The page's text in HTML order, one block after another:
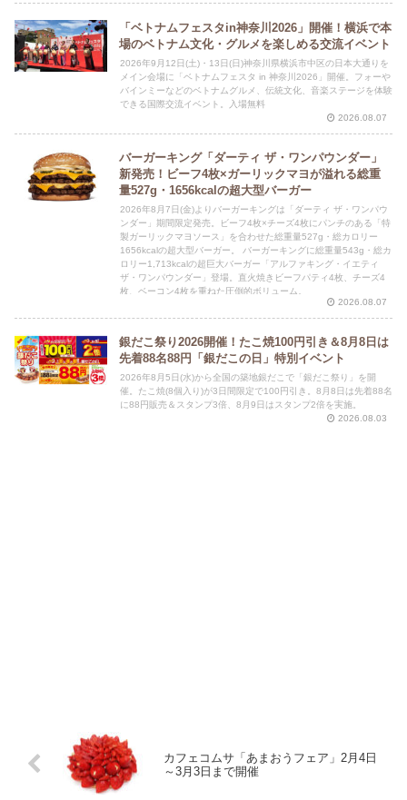
「ベトナムフェスタin神奈川2026」開催！横浜で本
場のベトナム文化・グルメを楽しめる交流イベント
2026年9月12日(土)・13日(日)神奈川県横浜市中区の日本大通りを
メイン会場に「ベトナムフェスタ in 神奈川2026」開催。フォーや
バインミーなどのベトナムグルメ、伝統文化、音楽ステージを体験
できる国際交流イベント。入場無料
2026.08.07
バーガーキング「ダーティ ザ・ワンパウンダー」
新発売！ビーフ4枚×ガーリックマヨが溢れる総重
量527g・1656kcalの超大型バーガー
2026年8月7日(金)よりバーガーキングは「ダーティ ザ・ワンパウ
ンダー」期間限定発売。ビーフ4枚×チーズ4枚にパンチのある「特
製ガーリックマヨソース」を合わせた総重量527g・総カロリー
1656kcalの超大型バーガー。 バーガーキングに総重量543g・総カ
ロリー1,713kcalの超巨大バーガー「アルファキング・イエティ
ザ・ワンパウンダー」登場。直火焼きビーフパティ4枚、チーズ4
枚、ベーコン4枚を重ねた圧倒的ボリューム。
2026.08.07
銀だこ祭り2026開催！たこ焼100円引き＆8月8日は
先着88名88円「銀だこの日」特別イベント
2026年8月5日(水)から全国の築地銀だこで「銀だこ祭り」を開
催。たこ焼(8個入り)が3日間限定で100円引き。8月8日は先着88名
に88円販売＆スタンプ3倍、8月9日はスタンプ2倍を実施。
2026.08.03
カフェコムサ「あまおうフェア」2月4日
～3月3日まで開催